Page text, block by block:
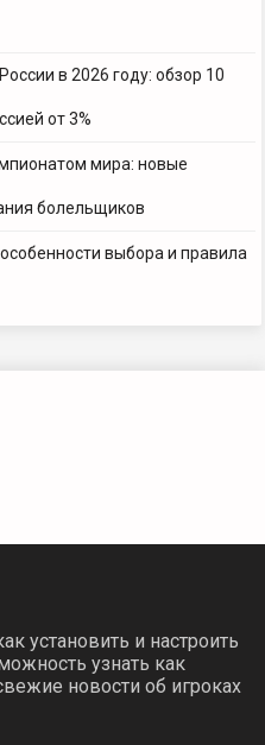
в 2026 году: обзор 10
от 3%
мира: новые
болельщиков
выбора и правила
установить и настроить
узнать как
новости об игроках